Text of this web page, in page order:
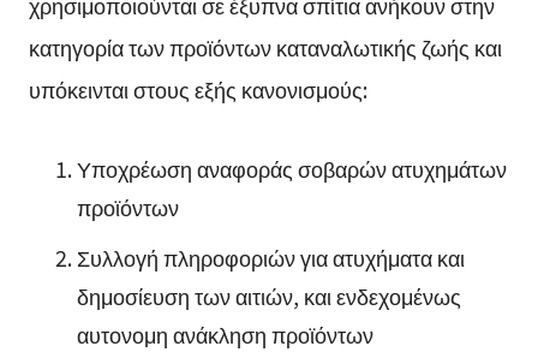
κατηγορία των προϊόντων καταναλωτικής ζωής και
υπόκεινται στους εξής κανονισμούς:
Υποχρέωση αναφοράς σοβαρών ατυχημάτων
προϊόντων
Συλλογή πληροφοριών για ατυχήματα και
δημοσίευση των αιτιών, και ενδεχομένως
αυτονομη ανάκληση προϊόντων